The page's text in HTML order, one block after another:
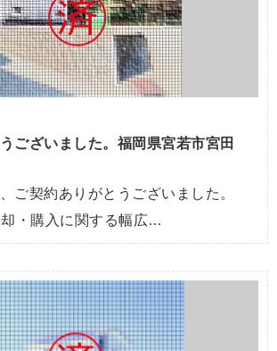
ございました。福岡県宮若市宮田
ご契約ありがとうございました。
・購入に関する幅広…